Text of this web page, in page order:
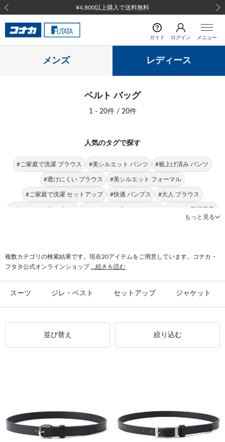
¥4,800以上購入で送料無料
前の画像
ガイド ログイン メニュー
メンズ レディース
ベルト バッグ
1 - 20件 / 20件
人気のタグで探す
#ご家庭で洗濯 ブラウス #美シルエット パンツ #裾上げ済み パンツ
#透けにくい ブラウス #美シルエット フォーマル
#ご家庭で洗濯 セットアップ #快適 パンプス #大人 ブラウス
#ウォッシャブル パンツ #オールシーズン フォーマル #シャツ 形態安定
#パンツ クールビズ
もっと見る
複数カテゴリの検索結果です。現在20アイテムをご用意しています。コナカ・
フタタ公式オンラインショップ
...続きを読む
スーツ ジレ・ベスト セットアップ ジャケット
並び替え 絞り込む